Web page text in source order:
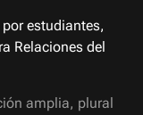
estudiantes,
Relaciones del
amplia, plural